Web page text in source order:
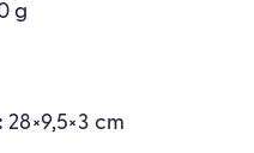
g
28×9,5×3 cm